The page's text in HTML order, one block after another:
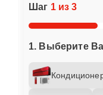
Шаг 1 из 3
1. Выберите